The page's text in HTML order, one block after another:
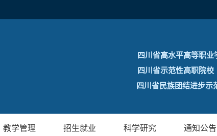
四川省高水平高等职业
四川省示范性高职院校
四川省民族团结进步示
教学管理 招生就业 科学研究 通知公告